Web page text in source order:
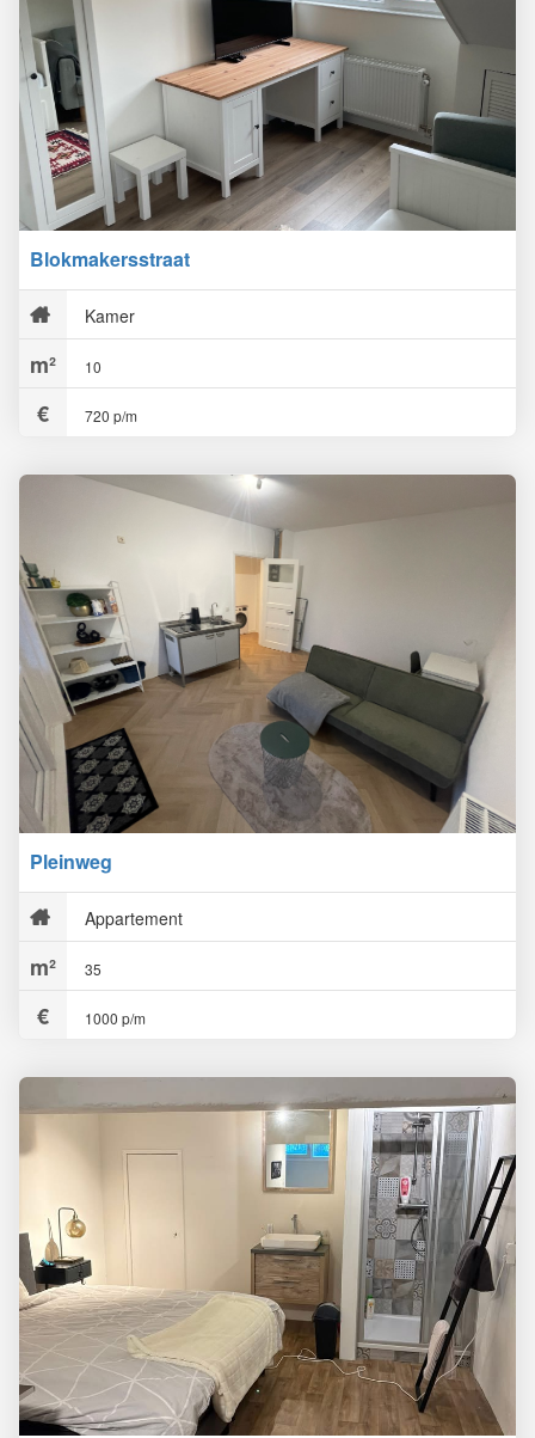
Blokmakersstraat
Kamer
10
720 p/m
Pleinweg
Appartement
35
1000 p/m